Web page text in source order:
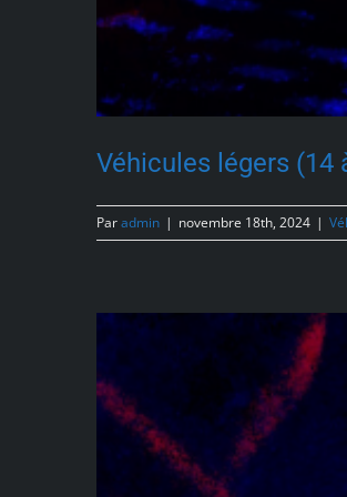
Véhicules légers (14
Paradmin | novembre 18th, 2024 |